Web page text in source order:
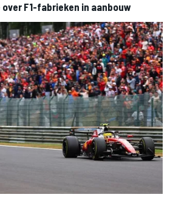
F1-fabrieken in aanbouw